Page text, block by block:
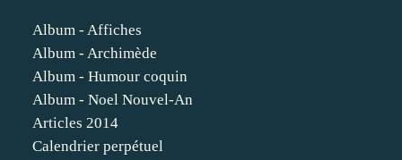
Album - Affiches
Album - Archimède
Album - Humour coquin
Album - Noel Nouvel-An
Articles 2014
Calendrier perpétuel